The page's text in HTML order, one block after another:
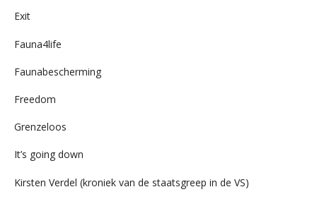
Exit
Fauna4life
Faunabescherming
Freedom
Grenzeloos
It’s going down
Kirsten Verdel (kroniek van de staatsgreep in de VS)